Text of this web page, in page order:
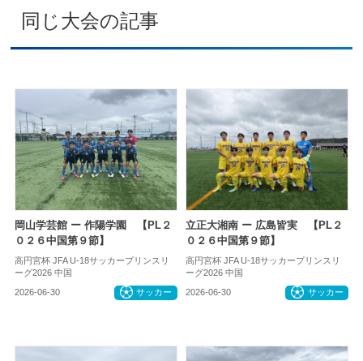
同じ大会の記事
岡山学芸館 ー 作陽学園 【PL２
０２６中国第９節】
高円宮杯 JFA U-18サッカープリンスリ
ーグ2026 中国
2026-06-30 サッカー
立正大湘南 ー 広島皆実 【PL２
０２６中国第９節】
高円宮杯 JFA U-18サッカープリンスリ
ーグ2026 中国
2026-06-30 サッカー